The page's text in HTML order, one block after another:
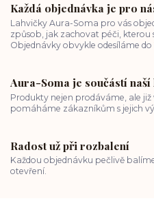
Každá objednávka je pro
Lahvičky Aura-Soma pro vás
způsob, jak zachovat péči, kterou
Objednávky obvykle odesíláme do
Aura-Soma je součástí
Produkty nejen prodáváme, ale již
pomáháme zákazníkům s jejich
Radost už při rozbalení
Každou objednávku pečlivě
otevření.